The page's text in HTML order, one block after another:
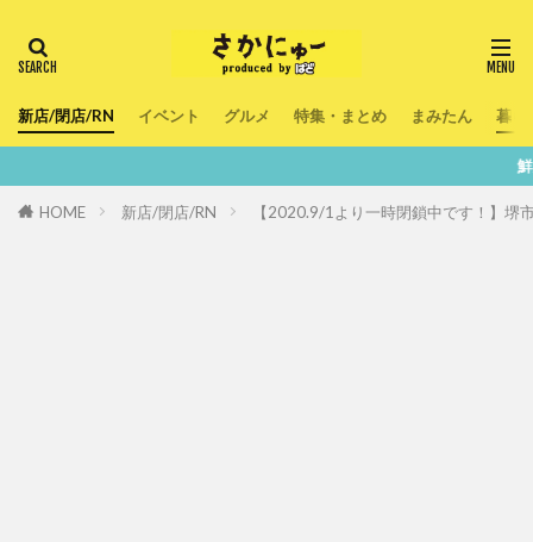
新店/閉店/RN イベント グルメ 特集・まとめ まみたん 暮ら
鮮度100％！堺・南大
HOME 新店/閉店/RN 【2020.9/1より一時閉鎖中です！】堺